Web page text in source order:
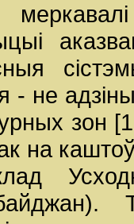
- не
зон
на